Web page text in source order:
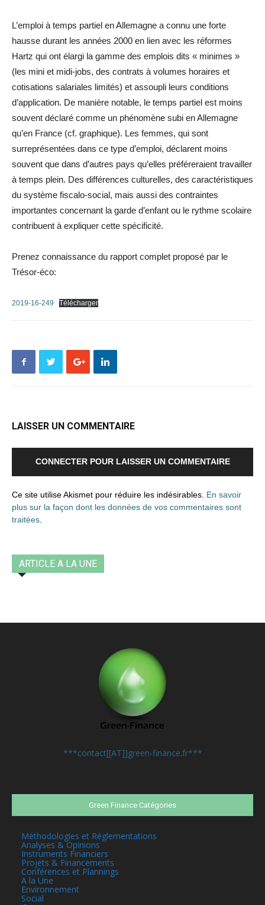
L’emploi à temps partiel en Allemagne a connu une forte
hausse durant les années 2000 en lien avec les réformes
Hartz qui ont élargi la gamme des emplois dits « minimes »
(les mini et midi-jobs, des contrats à volumes horaires et
cotisations salariales limités) et assoupli leurs conditions
d’application. De manière notable, le temps partiel est moins
souvent déclaré comme un phénomène subi en Allemagne
qu’en France (cf. graphique). Les femmes, qui sont
surreprésentées dans ce type d’emploi, déclarent moins
souvent que dans d’autres pays qu’elles préféreraient travailler
à temps plein. Des différences culturelles, des caractéristiques
du système fiscalo-social, mais aussi des contraintes
importantes concernant la garde d’enfant ou le rythme scolaire
contribuent à expliquer cette spécificité.
Prenez connaissance du rapport complet proposé par le
Trésor-éco:
2019-16-249 Télécharger
LAISSER UN COMMENTAIRE
CONNECTER POUR LAISSER UN COMMENTAIRE
Ce site utilise Akismet pour réduire les indésirables. En savoir
plus sur la façon dont les données de vos commentaires sont
traitées
ARTICLE A LA UNE
***contact[[AT]]green-finance.fr***
Green Finance Catégories
Méthodologies et Réglementations
Analyses & Opinions
Instruments Financiers
Projets & Financements
Conférences et Plannings
A la Une
Environnement
Social